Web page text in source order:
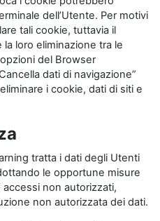
dell’Utente. Per motivi
tali cookie, tuttavia il
loro eliminazione tra le
del Browser
dati di navigazione”
i cookie, dati di siti e
tratta i dati degli Utenti
le opportune misure
non autorizzati,
non autorizzata dei dati.